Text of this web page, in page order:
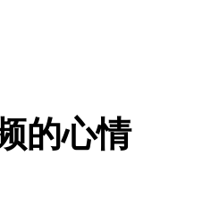
语言的心情